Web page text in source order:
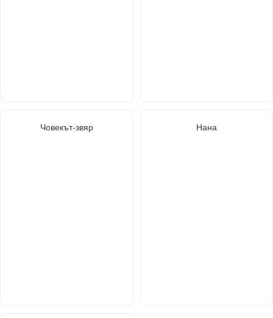
Човекът-звяр Нана